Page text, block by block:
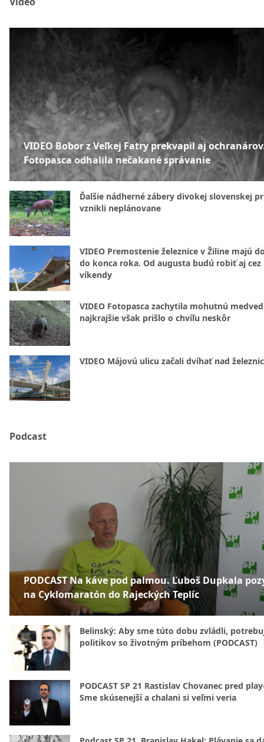
VIDEO Bobor z Veľkej Fatry prekvapil aj
Fotopasca odhalila nečakané správanie
Ďalšie nádherné zábery divokej slovenskej
vznikli neplánovane
VIDEO Premostenie železnice v Žiline majú
do konca roka. Od augusta budú robiť aj cez
víkendy
VIDEO Fotopasca zachytila mohutnú
najkrajšie však prišlo o chvíľu neskôr
VIDEO Májovú ulicu začali dvíhať nad
Podcast
PODCAST Na káve pod palmou. Ľuboš Dupkala
na Cyklomaratón do Rajeckých Teplíc
Belinský: Aby sme túto dobu zvládli,
politikov so životným príbehom (PODCAST)
PODCAST SP 21 Rastislav Chovanec pred
Sme skúsenejší a chalani si veľmi veria